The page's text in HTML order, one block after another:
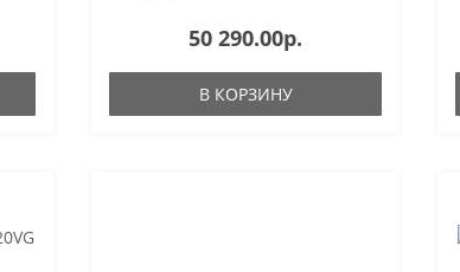
50 290.00р.
В КОРЗИНУ